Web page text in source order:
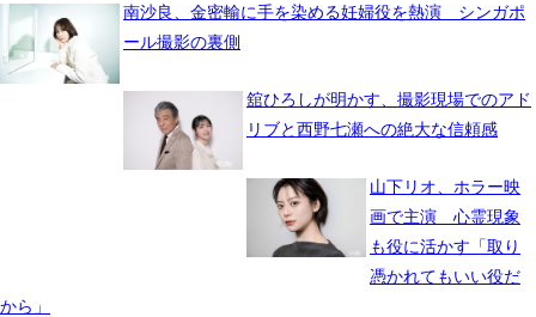
南沙良、金密輸に手を染める妊婦役を熱演 シンガポ
ール撮影の裏側
舘ひろしが明かす、撮影現場でのアド
リブと西野七瀬への絶大な信頼感
山下リオ、ホラー映
画で主演 心霊現象
も役に活かす「取り
憑かれてもいい役だ
から」